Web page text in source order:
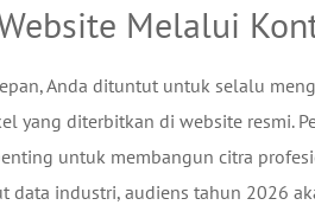
Melalui
Anda dituntut untuk selalu
yang diterbitkan di website resmi.
untuk membangun citra
data industri, audiens tahun 2026